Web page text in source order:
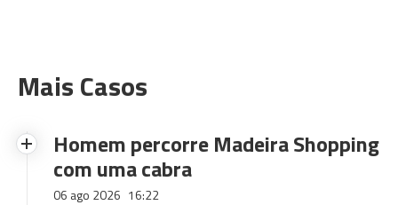
Mais Casos
Homem percorre Madeira Shopping
com uma cabra
06 ago 2026 16:22